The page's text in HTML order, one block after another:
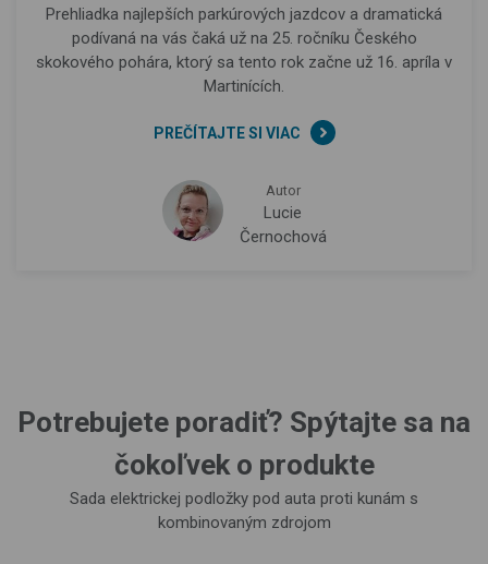
Prehliadka najlepších parkúrových jazdcov a dramatická
podívaná na vás čaká už na 25. ročníku Českého
skokového pohára, ktorý sa tento rok začne už 16. apríla v
Martinících.
PREČÍTAJTE SI VIAC
Autor
Lucie
Černochová
Potrebujete poradiť? Spýtajte sa na
čokoľvek o produkte
Sada elektrickej podložky pod auta proti kunám s
kombinovaným zdrojom